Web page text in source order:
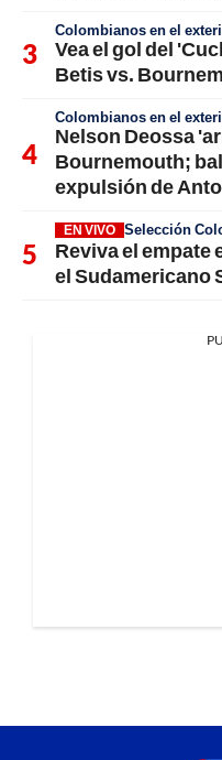
Colombianos en el
Vea el gol del
Betis vs.
Colombianos en el
Nelson Deossa
Bournemouth;
expulsión de
EN VIVO Selección
Reviva el empate
el Sudamericano